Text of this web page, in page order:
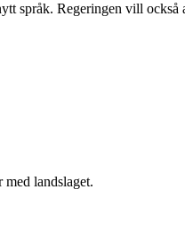
språk. Regeringen vill också
med landslaget.